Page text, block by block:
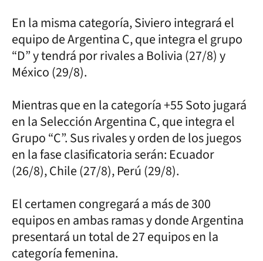
En la misma categoría, Siviero integrará el
equipo de Argentina C, que integra el grupo
“D” y tendrá por rivales a Bolivia (27/8) y
México (29/8).
Mientras que en la categoría +55 Soto jugará
en la Selección Argentina C, que integra el
Grupo “C”. Sus rivales y orden de los juegos
en la fase clasificatoria serán: Ecuador
(26/8), Chile (27/8), Perú (29/8).
El certamen congregará a más de 300
equipos en ambas ramas y donde Argentina
presentará un total de 27 equipos en la
categoría femenina.